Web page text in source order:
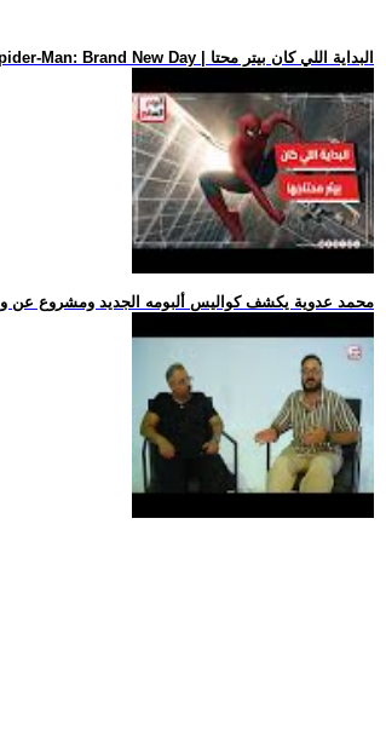
.. فيلم Spider-Man: Brand New Day | البداية اللي كان بيتر محتا
.. محمد عدوية يكشف كواليس ألبومه الجديد ومشروع عن